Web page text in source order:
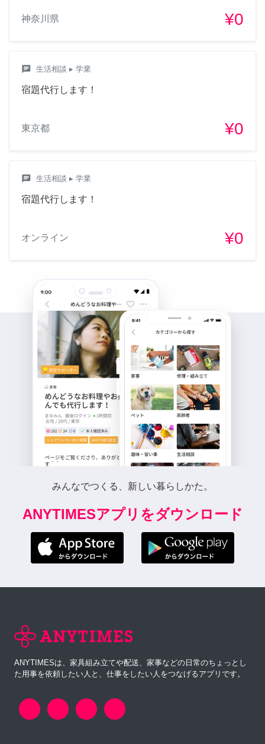
神奈川県 ¥0
chat 生活相談 ▸ 学業
宿題代行します！
東京都 ¥0
chat 生活相談 ▸ 学業
宿題代行します！
オンライン ¥0
みんなでつくる、新しい暮らしかた。
ANYTIMESアプリをダウンロード
ANYTIMESは、家具組み立てや配送、家事などの日常のちょっとし
た用事を依頼したい人と、仕事をしたい人をつなげるアプリです。